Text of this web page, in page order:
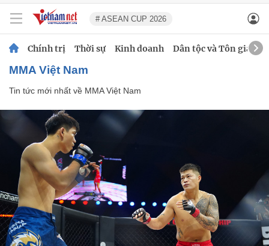
# ASEAN CUP 2026
Chính trị Thời sự Kinh doanh Dân tộc và Tôn giáo
MMA Việt Nam
Tin tức mới nhất về MMA Việt Nam